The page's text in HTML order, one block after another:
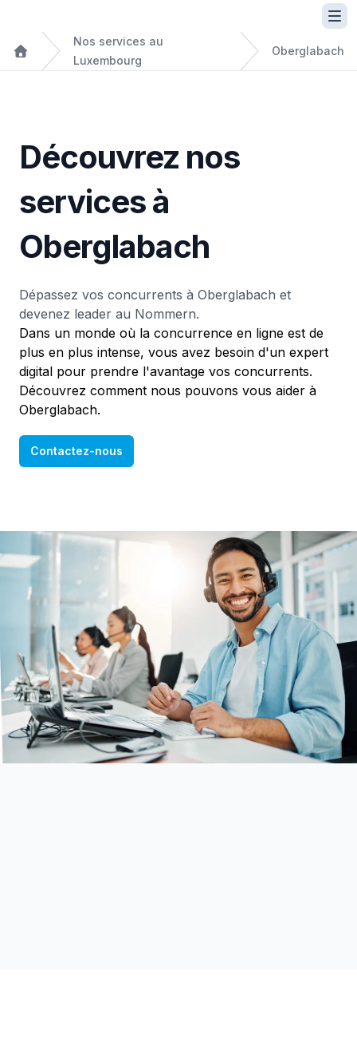
Nos services au
Luxembourg
Oberglabach
Découvrez nos
services à
Oberglabach
Dépassez vos concurrents à Oberglabach et
devenez leader au Nommern.
Dans un monde où la concurrence en ligne est de
plus en plus intense, vous avez besoin d'un expert
digital pour prendre l'avantage vos concurrents.
Découvrez comment nous pouvons vous aider à
Oberglabach.
Contactez-nous